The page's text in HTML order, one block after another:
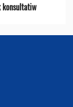
konsultatiw